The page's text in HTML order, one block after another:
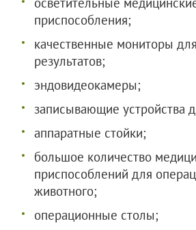
приспособления;
качественные мониторы
результатов;
эндовидеокамеры;
записывающие устройства
аппаратные стойки;
большое количество
приспособлений для
животного;
операционные столы;